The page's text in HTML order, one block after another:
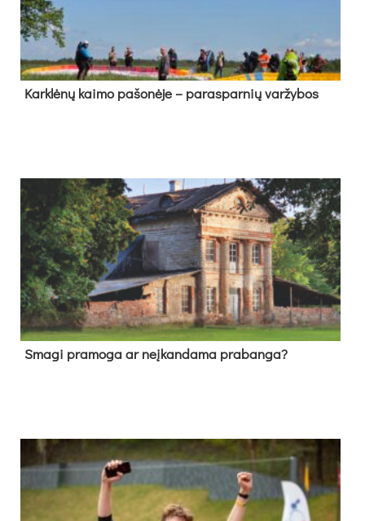
Kark­lė­nų kai­mo pa­šo­nė­je – pa­ras­par­nių var­žy­bos
Sma­gi pra­mo­ga ar neį­kan­da­ma pra­ban­ga?